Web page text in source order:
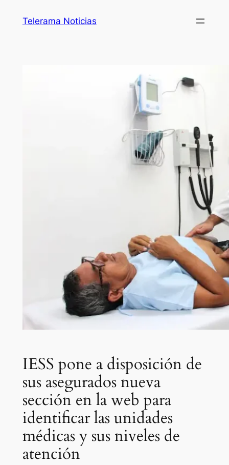
Telerama Noticias
IESS pone a disposición de
sus asegurados nueva
sección en la web para
identificar las unidades
médicas y sus niveles de
atención